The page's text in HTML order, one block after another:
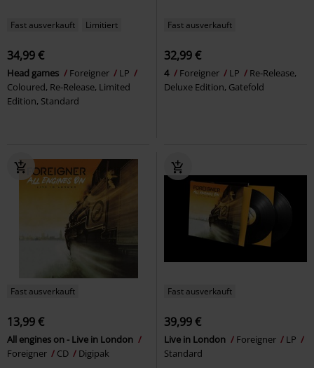
Fast ausverkauft Limitiert
34,99 €
Head games Foreigner
LP
Coloured, Re-Release, Limited
Edition, Standard
Fast ausverkauft
32,99 €
4 Foreigner LP
Re-Release,
Deluxe Edition, Gatefold
Fast ausverkauft
13,99 €
All engines on - Live in London
Foreigner
CD Digipak
Fast ausverkauft
39,99 €
Live in London Foreigner
LP
Standard